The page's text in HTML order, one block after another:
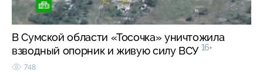
В Сумской области «Тосочка» уничтожила
взводный опорник и живую силу ВСУ 16+
748